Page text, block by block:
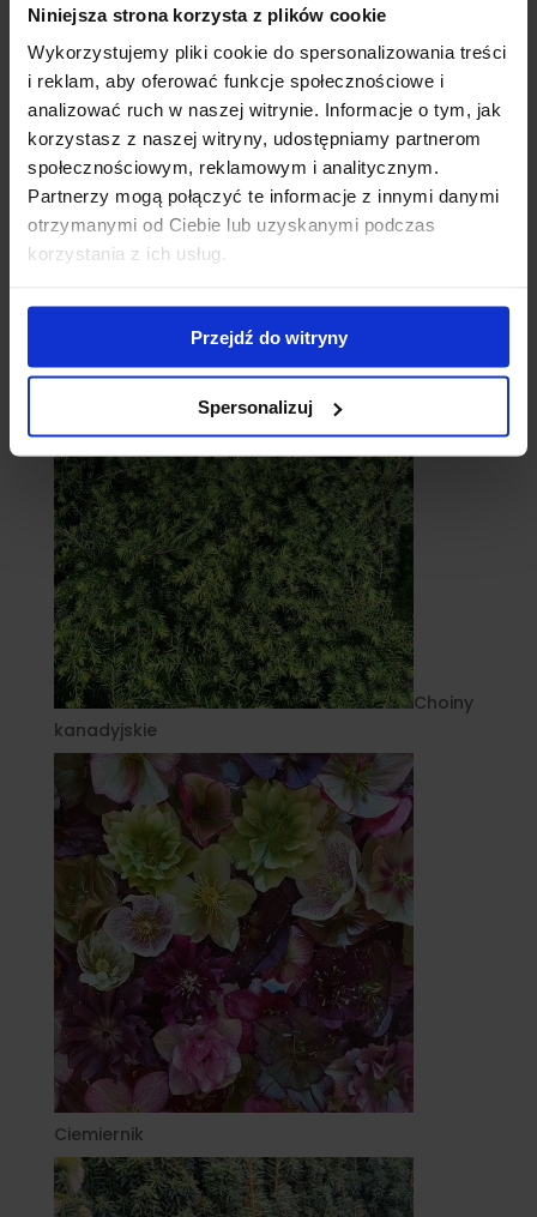
Niniejsza strona korzysta z plików cookie
Wykorzystujemy pliki cookie do spersonalizowania treści
i reklam, aby oferować funkcje społecznościowe i
analizować ruch w naszej witrynie. Informacje o tym, jak
korzystasz z naszej witryny, udostępniamy partnerom
społecznościowym, reklamowym i analitycznym.
Partnerzy mogą połączyć te informacje z innymi danymi
otrzymanymi od Ciebie lub uzyskanymi podczas
korzystania z ich usług.
Przejdź do witryny
Spersonalizuj
Choiny
kanadyjskie
Ciemiernik